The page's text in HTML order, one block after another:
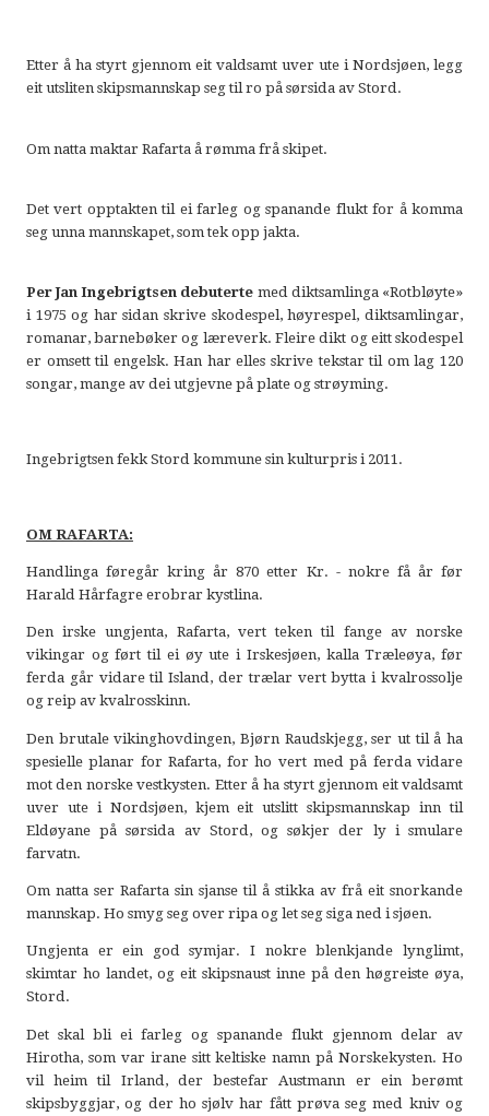
Etter å ha styrt gjennom eit valdsamt uver ute i Nordsjøen, legg
eit utsliten skipsmannskap seg til ro på sørsida av Stord.
Om natta maktar Rafarta å rømma frå skipet.
Det vert opptakten til ei farleg og spanande flukt for å komma
seg unna mannskapet, som tek opp jakta.
Per Jan Ingebrigtsen debuterte med diktsamlinga «Rotbløyte»
i 1975 og har sidan skrive skodespel, høyrespel, diktsamlingar,
romanar, barnebøker og læreverk. Fleire dikt og eitt skodespel
er omsett til engelsk. Han har elles skrive tekstar til om lag 120
songar, mange av dei utgjevne på plate og strøyming.
Ingebrigtsen fekk Stord kommune sin kulturpris i 2011.
OM RAFARTA:
Handlinga føregår kring år 870 etter Kr. - nokre få år før
Harald Hårfagre erobrar kystlina.
Den irske ungjenta, Rafarta, vert teken til fange av norske
vikingar og ført til ei øy ute i Irskesjøen, kalla Træleøya, før
ferda går vidare til Island, der trælar vert bytta i kvalrossolje
og reip av kvalrosskinn.
Den brutale vikinghovdingen, Bjørn Raudskjegg, ser ut til å ha
spesielle planar for Rafarta, for ho vert med på ferda vidare
mot den norske vestkysten. Etter å ha styrt gjennom eit valdsamt
uver ute i Nordsjøen, kjem eit utslitt skipsmannskap inn til
Eldøyane på sørsida av Stord, og søkjer der ly i smulare
farvatn.
Om natta ser Rafarta sin sjanse til å stikka av frå eit snorkande
mannskap. Ho smyg seg over ripa og let seg siga ned i sjøen.
Ungjenta er ein god symjar. I nokre blenkjande lynglimt,
skimtar ho landet, og eit skipsnaust inne på den høgreiste øya,
Stord.
Det skal bli ei farleg og spanande flukt gjennom delar av
Hirotha, som var irane sitt keltiske namn på Norskekysten. Ho
vil heim til Irland, der bestefar Austmann er ein berømt
skipsbyggjar, og der ho sjølv har fått prøva seg med kniv og